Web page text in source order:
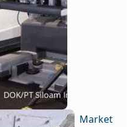
Market